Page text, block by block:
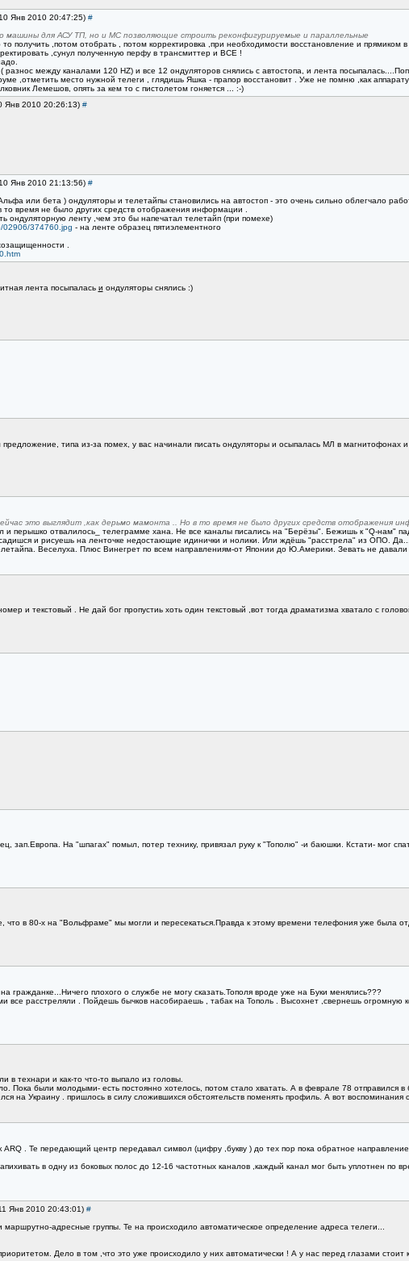
Янв 2010 20:47:25) #
машины для АСУ ТП, но и МС позволяющие строить реконфигурируемые и параллельные
получить ,потом отобрать , потом корректировка ,при необходимости восстановление и прямиком
,сунул полученную перфу в трансмиттер и ВСЕ !
разнос между каналами 120 HZ) и все 12 ондуляторов снялись с автостопа, и лента
,отметить место нужной телеги , глядишь Яшка - прапор восстановит . Уже не помню ,как
Лемешов, опять за кем то с пистолетом гоняется ... :-)
Янв 2010 20:26:13) #
Янв 2010 21:13:56) #
или бета ) ондуляторы и телетайпы становились на автостоп - это очень сильно облегчало
время не было других средств отображения информации .
ондуляторную ленту ,чем это бы напечатал телетайп (при помехе)
02906/374760.jpg - на ленте образец пятиэлементного
.
лента посыпалась и ондуляторы снялись :)
типа из-за помех, у вас начинали писать ондуляторы и осыпалась МЛ в магнитофонах
это выглядит ,как дерьмо мамонта .. Но в то время не было других средств отображения
и перышко отвалилось_ телеграмме хана. Не все каналы писались на "Берёзы". Бежишь к "Q-нам"
и рисуешь на ленточке недостающие идинички и нолики. Или ждёшь "расстрела" из ОПО.
Веселуха. Плюс Винегрет по всем направлениям-от Японии до Ю.Америки. Зевать не
и текстовый . Не дай бог пропустиь хоть один текстовый ,вот тогда драматизма хватало с
зап.Европа. На "шпагах" помыл, потер технику, привязал руку к "Тополю" -и баюшки. Кстати- мог
что в 80-х на "Вольфраме" мы могли и пересекаться.Правда к этому времени телефония уже была
гражданке...Ничего плохого о службе не могу сказать.Тополя вроде уже на Буки менялись???
все расстреляли . Пойдешь бычков насобираешь , табак на Тополь . Высохнет ,свернешь огромную
в технари и как-то что-то выпало из головы.
Пока были молодыми- есть постоянно хотелось, потом стало хватать. А в феврале 78 отправился
на Украину . пришлось в силу сложившихся обстоятельств поменять профиль. А вот воспоминания
. Те передающий центр передавал символ (цифру ,букву ) до тех пор пока обратное
в одну из боковых полос до 12-16 частотных каналов ,каждый канал мог быть уплотнен по
Янв 2010 20:43:01) #
адресные группы. Те на происходило автоматическое определение адреса телеги...
Дело в том ,что это уже происходило у них автоматически ! А у нас перед глазами стоит